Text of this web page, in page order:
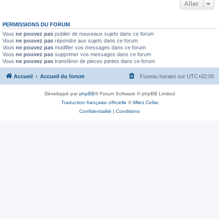
Aller
PERMISSIONS DU FORUM
Vous ne pouvez pas publier de nouveaux sujets dans ce forum
Vous ne pouvez pas répondre aux sujets dans ce forum
Vous ne pouvez pas modifier vos messages dans ce forum
Vous ne pouvez pas supprimer vos messages dans ce forum
Vous ne pouvez pas transférer de pièces jointes dans ce forum
Accueil Accueil du forum Fuseau horaire sur UTC+02:00
Développé parphpBB® Forum Software © phpBB Limited
Traduction française officielle ©Miles Cellar
Confidentialité | Conditions